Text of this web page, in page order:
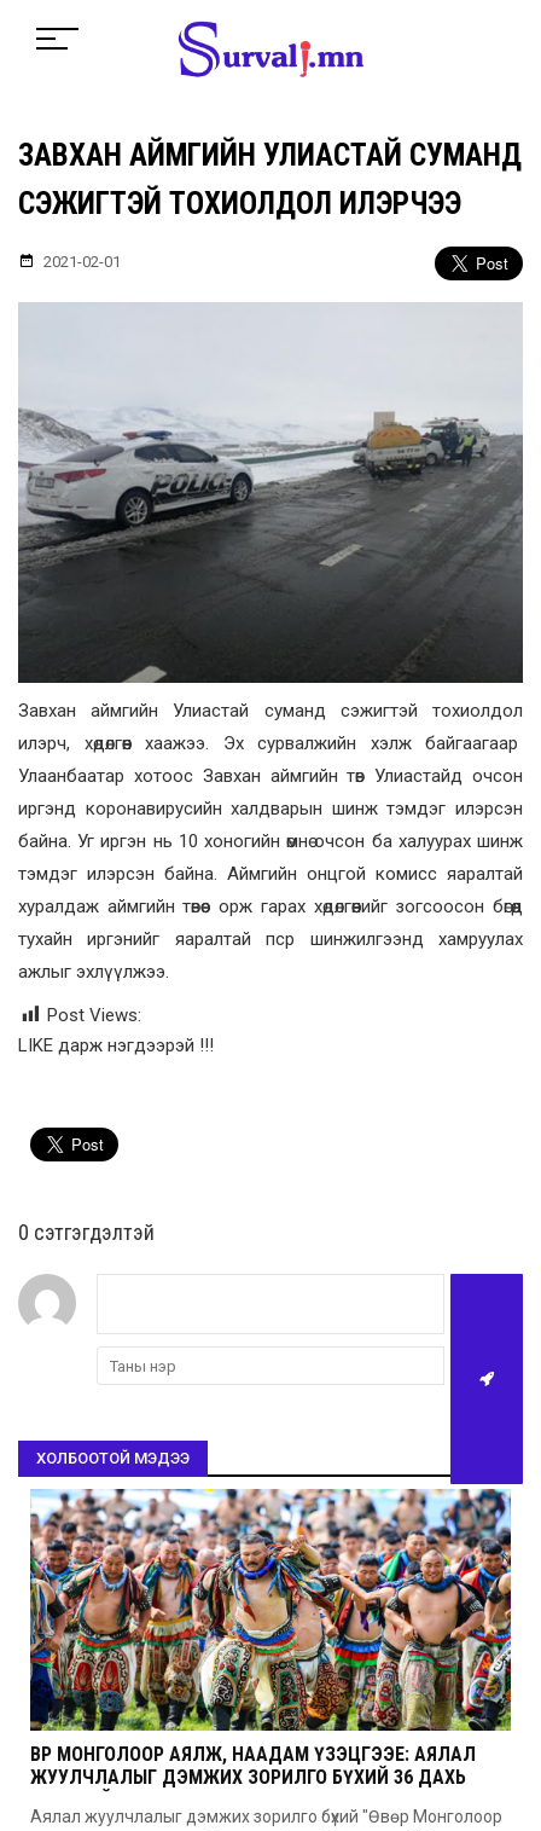
ЗАВХАН АЙМГИЙН УЛИАСТАЙ СУМАНД
СЭЖИГТЭЙ ТОХИОЛДОЛ ИЛЭРЧЭЭ
2021-02-01
Завхан аймгийн Улиастай суманд сэжигтэй тохиолдол
илэрч, хөдөлгөөн хаажээ. Эх сурвалжийн хэлж байгаагаар
Улаанбаатар хотоос Завхан аймгийн төв Улиастайд очсон
иргэнд коронавирусийн халдварын шинж тэмдэг илэрсэн
байна. Уг иргэн нь 10 хоногийн өмнө очсон ба халуурах шинж
тэмдэг илэрсэн байна. Аймгийн онцгой комисс яаралтай
хуралдаж аймгийн төвөөс орж гарах хөдөлгөөнийг зогсоосон бөгөөд
тухайн иргэнийг яаралтай пср шинжилгээнд хамруулах
ажлыг эхлүүлжээ.
Post Views:
LIKE дарж нэгдээрэй !!!
0 cэтгэгдэлтэй
ХОЛБООТОЙ МЭДЭЭ
ӨВӨР МОНГОЛООР АЯЛЖ, НААДАМ ҮЗЭЦГЭЭЕ: АЯЛАЛ
ЖУУЛЧЛАЛЫГ ДЭМЖИХ ЗОРИЛГО БҮХИЙ 36 ДАХЬ
Аялал жуулчлалыг дэмжих зорилго бүхий "Өвөр Монголоор